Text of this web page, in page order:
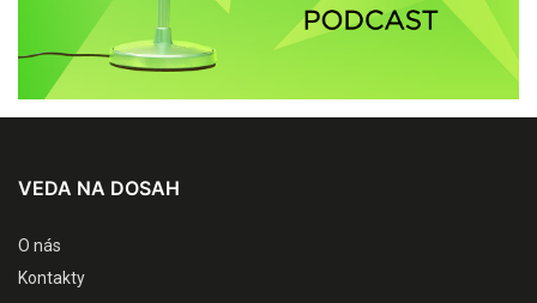
VEDA NA DOSAH
O nás
Kontakty